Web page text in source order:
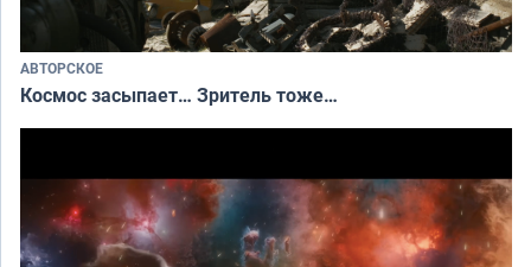
АВТОРСКОЕ
Космос засыпает… Зритель тоже…